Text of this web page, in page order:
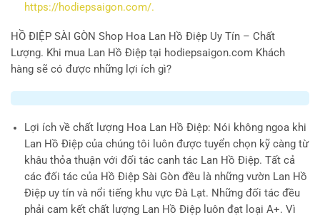
https://hodiepsaigon.com/.
HỒ ĐIỆP SÀI GÒN Shop Hoa Lan Hồ Điệp Uy Tín – Chất
Lượng. Khi mua Lan Hồ Điệp tại hodiepsaigon.com Khách
hàng sẽ có được những lợi ích gì?
Lợi ích về chất lượng Hoa Lan Hồ Điệp: Nói không ngoa khi
Lan Hồ Điệp của chúng tôi luôn được tuyển chọn kỹ càng từ
khâu thỏa thuận với đối tác canh tác Lan Hồ Điệp. Tất cả
các đối tác của Hồ Điệp Sài Gòn đều là những vườn Lan Hồ
Điệp uy tín và nổi tiếng khu vực Đà Lạt. Những đối tác đều
phải cam kết chất lượng Lan Hồ Điệp luôn đạt loại A+. Vì